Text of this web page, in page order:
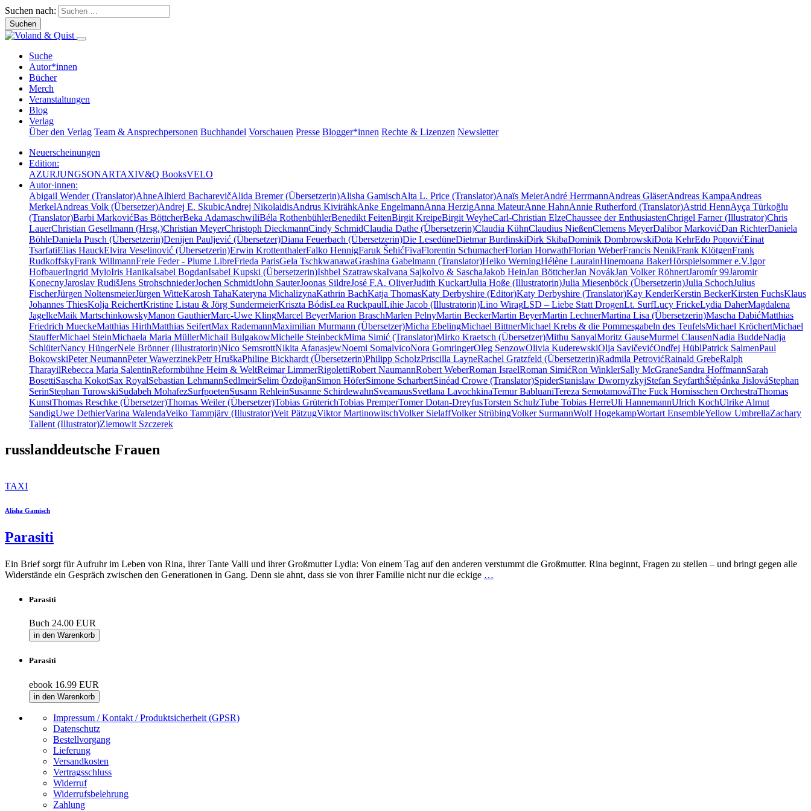
Suchen nach:
Suche
Autor*innen
Bücher
Merch
Veranstaltungen
Blog
Verlag
Über den Verlag Team & Ansprechpersonen Buchhandel Vorschauen Presse Blogger*innen Rechte & Lizenzen Newsletter
Neuerscheinungen
Edition:
AZURJUNGSONARTAXIV&Q BooksVELO
Autor·innen:
Abigail Wender (Translator)AhneAlhierd BacharevičAlida Bremer (Übersetzerin)Alisha GamischAlta L. Price (Translator)Anaïs MeierAndré HerrmannAndreas GläserAndreas KampaAndreas
MerkelAndreas Volk (Übersetzer)Andrej E. SkubicAndrej NikolaidisAndrus KivirähkAnke EngelmannAnna HerzigAnna MateurAnne HahnAnnie Rutherford (Translator)Astrid HennAyça Türkoğlu
(Translator)Barbi MarkovićBas BöttcherBeka AdamaschwiliBéla RothenbühlerBenedikt FeitenBirgit KreipeBirgit WeyheCarl-Christian ElzeChaussee der EnthusiastenChrigel Farner (Illustrator)Chris
LauerChristian Gesellmann (Hrsg.)Christian MeyerChristoph DieckmannCindy SchmidClaudia Dathe (Übersetzerin)Claudia KühnClaudius NießenClemens MeyerDalibor MarkovićDan RichterDaniela
BöhleDaniela Pusch (Übersetzerin)Denijen Pauljević (Übersetzer)Diana Feuerbach (Übersetzerin)Die LesedüneDietmar BurdinskiDirk SkibaDominik DombrowskiDota KehrEdo PopovićEinat
TsarfatiElias HauckElvira Veselinović (Übersetzerin)Erwin KrottenthalerFalko HennigFaruk ŠehićFivaFlorentin SchumacherFlorian HorwathFlorian WeberFrancis NenikFrank KlötgenFrank
RudkoffskyFrank WillmannFreie Feder - Plume LibreFrieda ParisGela TschkwanawaGrashina Gabelmann (Translator)Heiko WerningHélène LaurainHinemoana BakerHörspielsommer e.V.Igor
HofbauerIngrid MyloIris HanikaIsabel BogdanIsabel Kupski (Übersetzerin)Ishbel SzatrawskaIvana SajkoIvo & SaschaJakob HeinJan BöttcherJan NovákJan Volker RöhnertJaromír 99Jaromir
KonecnyJaroslav RudišJens StrohschniederJochen SchmidtJohn SauterJoonas SildreJosé F.A. OliverJudith KuckartJulia Hoße (Illustratorin)Julia Miesenböck (Übersetzerin)Julia SchochJulius
FischerJürgen NoltensmeierJürgen WitteKarosh TahaKateryna MichalizynaKathrin BachKatja ThomasKaty Derbyshire (Editor)Katy Derbyshire (Translator)Kay KenderKerstin BeckerKirsten FuchsKlaus
Johannes ThiesKolja ReichertKristine Listau & Jörg SundermeierKriszta BódisLea RuckpaulLihie Jacob (Illustratorin)Lino WiragLSD – Liebe Statt DrogenLt. SurfLucy FrickeLydia DaherMagdalena
JagelkeMaik MartschinkowskyManon GauthierMarc-Uwe KlingMarcel BeyerMarion BraschMarlen PelnyMartin BeckerMartin BeyerMartin LechnerMartina Lisa (Übersetzerin)Mascha DabićMatthias
Friedrich MueckeMatthias HirthMatthias SeifertMax RademannMaximilian Murmann (Übersetzer)Micha EbelingMichael BittnerMichael Krebs & die Pommesgabeln des TeufelsMichael KröchertMichael
StaufferMichael SteinMichaela Maria MüllerMichail BulgakowMichelle SteinbeckMima Simić (Translator)Mirko Kraetsch (Übersetzer)Mithu SanyalMoritz GauseMurmel ClausenNadia BuddeNadja
SchlüterNancy HüngerNele Brönner (Illustratorin)Nico SemsrottNikita AfanasjewNoemi SomalvicoNora GomringerOleg SenzowOlivia KuderewskiOlja SavičevićOndřej HüblPatrick SalmenPaul
BokowskiPeter NeumannPeter WawerzinekPetr HruškaPhiline Bickhardt (Übersetzerin)Philipp ScholzPriscilla LayneRachel Gratzfeld (Übersetzerin)Radmila PetrovićRainald GrebeRalph
TharayilRebecca Maria SalentinReformbühne Heim & WeltReimar LimmerRigolettiRobert NaumannRobert WeberRoman IsraelRoman SimićRon WinklerSally McGraneSandra HoffmannSarah
BosettiSascha KokotSax RoyalSebastian LehmannSedlmeirSelim ÖzdoğanSimon HöferSimone ScharbertSinéad Crowe (Translator)SpiderStanislaw DwornyzkyjStefan SeyfarthŠtěpánka JislováStephan
SerinStephan TurowskiSudabeh MohafezSurfpoetenSusann RehleinSusanne SchirdewahnSveamausSvetlana LavochkinaTemur BabluaniTereza SemotamováThe Fuck Hornisschen OrchestraThomas
KunstThomas Reschke (Übersetzer)Thomas Weiler (Übersetzer)Tobias GrüterichTobias PremperTomer Dotan-DreyfusTorsten SchulzTube Tobias HerreUli HannemannUlrich KochUlrike Almut
SandigUwe DethierVarina WalendaVeiko Tammjärv (Illustrator)Veit PätzugViktor MartinowitschVolker SielaffVolker StrübingVolker SurmannWolf HogekampWortart EnsembleYellow UmbrellaZachary
Tallent (Illustrator)Ziemowit Szczerek
russlanddeutsche Frauen
TAXI
Alisha Gamisch
Parasiti
Ein Brief sorgt für Aufruhr im Leben von Rina, ihrer Tante Valli und ihrer Großmutter Lydia: Von einem Tag auf den anderen verstummt die Großmutter. Rina beginnt, Fragen zu stellen – und bringt gegen alle
Widerstände ein Gespräch zwischen den Generationen in Gang. Denn sie ahnt, dass sie von ihrer Familie nicht nur die eckige …
Parasiti
Buch 24.00 EUR
in den Warenkorb
Parasiti
ebook 16.99 EUR
in den Warenkorb
Impressum / Kontakt / Produktsicherheit (GPSR)
Datenschutz
Bestellvorgang
Lieferung
Versandkosten
Vertragsschluss
Widerruf
Widerrufsbelehrung
Zahlung